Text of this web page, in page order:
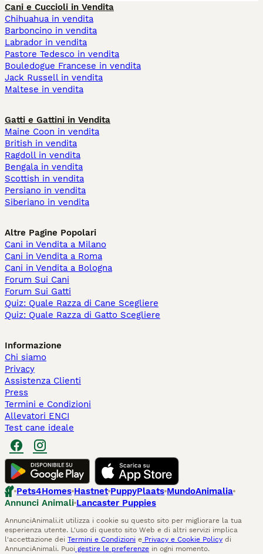
Cani e Cuccioli in Vendita
Chihuahua in vendita
Barboncino in vendita
Labrador in vendita
Pastore Tedesco in vendita
Bouledogue Francese in vendita
Jack Russell in vendita
Maltese in vendita
Gatti e Gattini in Vendita
Maine Coon in vendita
British in vendita
Ragdoll in vendita
Bengala in vendita
Scottish in vendita
Persiano in vendita
Siberiano in vendita
Altre Pagine Popolari
Cani in Vendita a Milano
Cani in Vendita a Roma
Cani in Vendita a Bologna
Forum Sui Cani
Forum Sui Gatti
Quiz: Quale Razza di Cane Scegliere
Quiz: Quale Razza di Gatto Scegliere
Informazione
Chi siamo
Privacy
Assistenza Clienti
Press
Termini e Condizioni
Allevatori ENCI
Test cane ideale
Pets4Homes Hastnet PuppyPlaats MundoAnimalia
Annunci Animali Lancaster Puppies
AnnunciAnimali.it utilizza i cookie su questo sito per migliorare la tua
esperienza utente. L'uso di questo sito Web e di altri servizi implica
l'accettazione dei Termini e Condizioni e Privacy e Cookie Policy di
AnnunciAnimali. Puoi gestire le preferenze in ogni momento.